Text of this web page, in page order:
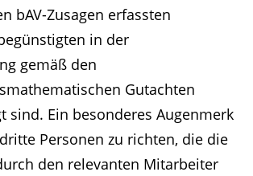
bAV-Zusagen erfassten
in der
gemäß den
Gutachten
sind. Ein besonderes Augenmerk
Personen zu richten, die die
den relevanten Mitarbeiter